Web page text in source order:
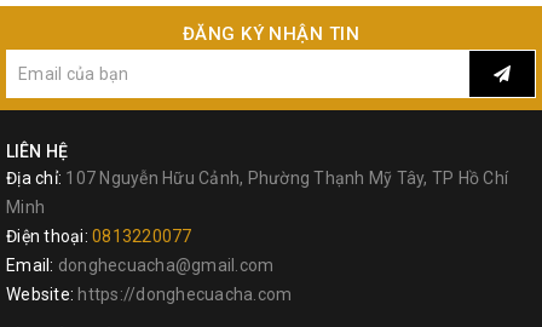
ĐĂNG KÝ NHẬN TIN
LIÊN HỆ
Địa chỉ: 107 Nguyễn Hữu Cảnh, Phường Thạnh Mỹ Tây, TP Hồ Chí
Minh
Điện thoại: 0813220077
Email: donghecuacha@gmail.com
Website: https://donghecuacha.com